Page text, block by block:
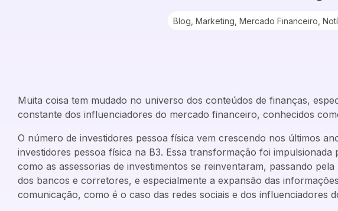
Blog Marketing Mercado Financeiro
Muita coisa tem mudado no universo dos conteúdos de finanças,
constante dos influenciadores do mercado financeiro, conhecidos
O número de investidores pessoa física vem crescendo nos últimos
investidores pessoa física na B3. Essa transformação foi
como as assessorias de investimentos se reinventaram, passando
dos bancos e corretores, e especialmente a expansão das
comunicação, como é o caso das redes sociais e dos influenciadores